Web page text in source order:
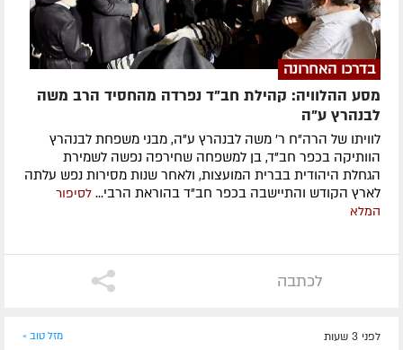
בדרכו האחרונה
מסע ההלוויה: קהילת חב"ד נפרדה מהחסיד הרב משה
לבנהרץ ע"ה
לוויתו של הרה"ח ר' משה לבנהרץ ע"ה, מבני משפחת לבנהרץ
הוותיקה בכפר חב"ד, בן למשפחה שחירפה נפשה לשמירת
הגחלת היהודית בברית המועצות, ולאחר שנות מסירות נפש עלתה
לארץ הקודש והתיישבה בכפר חב"ד בהוראת הרבי... לסיפור
המלא
לכתבה
לפני 3 שעות מזל טוב »